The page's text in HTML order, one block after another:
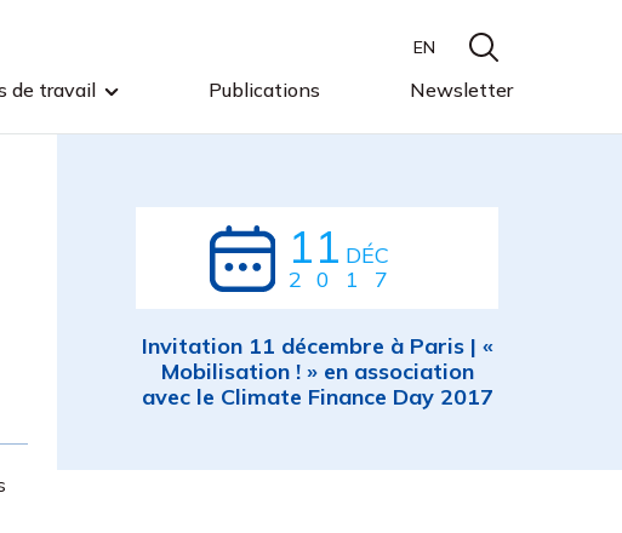
de travail Publications Newsletter
EN
11 DÉC
2017
Invitation 11 décembre à Paris | «
Mobilisation ! » en association
avec le Climate Finance Day 2017